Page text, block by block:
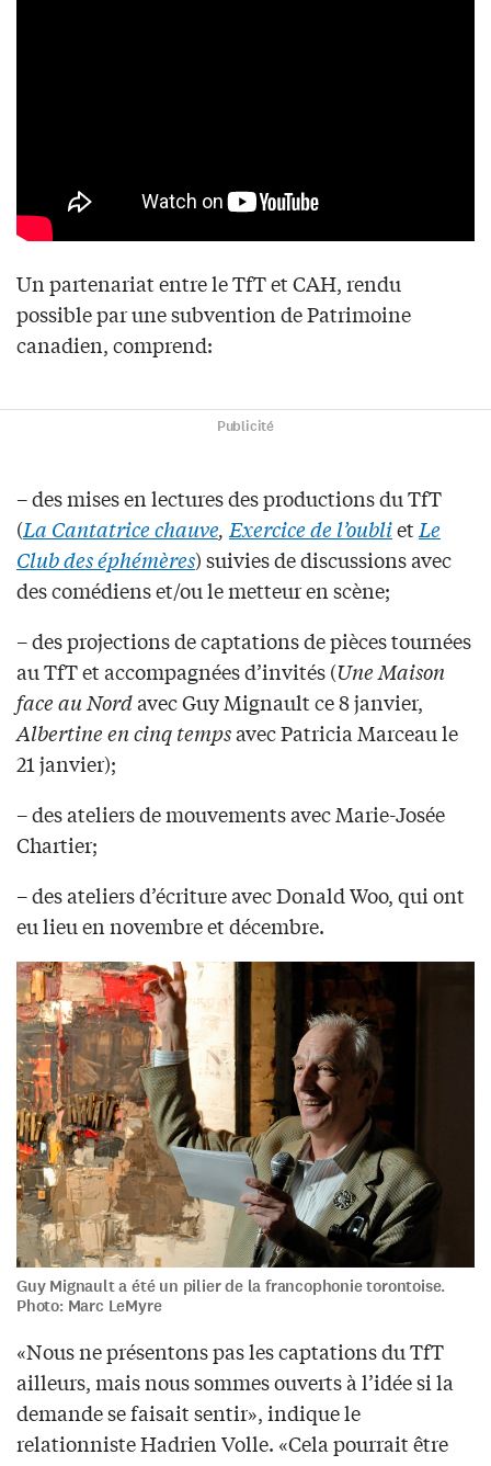
Un partenariat entre le TfT et CAH, rendu
possible par une subvention de Patrimoine
canadien, comprend:
Publicité
– des mises en lectures des productions du TfT
(La Cantatrice chauve,Exercice de l’oublietLe
Club des éphémères) suivies de discussions avec
des comédiens et/ou le metteur en scène;
– des projections de captations de pièces tournées
au TfT et accompagnées d’invités (Une Maison
face au Nordavec Guy Mignault ce 8 janvier,
Albertine en cinq tempsavec Patricia Marceau le
21 janvier);
– des ateliers de mouvements avec Marie-Josée
Chartier;
– des ateliers d’écriture avec Donald Woo, qui ont
eu lieu en novembre et décembre.
Guy Mignault a été un pilier de la francophonie torontoise.
Photo: Marc LeMyre
«Nous ne présentons pas les captations du TfT
ailleurs, mais nous sommes ouverts à l’idée si la
demande se faisait sentir», indique le
relationniste Hadrien Volle. «Cela pourrait être